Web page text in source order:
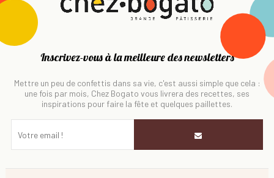
Inscrivez-vous à la meilleure des newsletters
Mettre un peu de confettis dans sa vie, c'est aussi simple que cela :
une fois par mois, Chez Bogato vous livrera des recettes, ses
inspirations pour faire la fête et quelques paillettes.